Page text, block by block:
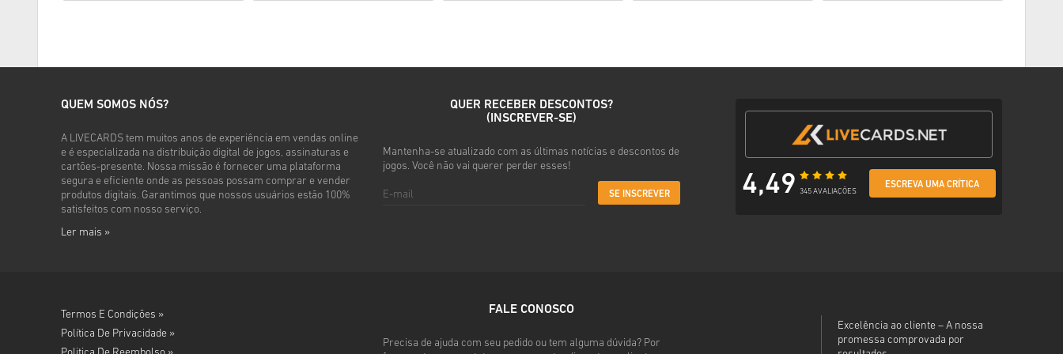
QUEM SOMOS NÓS?
A LIVECARDS tem muitos anos de experiência em vendas online
e é especializada na distribuição digital de jogos, assinaturas e
cartões-presente. Nossa missão é fornecer uma plataforma
segura e eficiente onde as pessoas possam comprar e vender
produtos digitais. Garantimos que nossos usuários estão 100%
satisfeitos com nosso serviço.
Ler mais »
QUER RECEBER DESCONTOS?
(INSCREVER-SE)
Mantenha-se atualizado com as últimas notícias e descontos de
jogos. Você não vai querer perder esses!
SE INSCREVER 4,49 345 AVALIAÇÕES
ESCREVA UMA CRÍTICA
Termos E Condições »
Política De Privacidade »
FALE CONOSCO
Precisa de ajuda com seu pedido ou tem alguma dúvida? Por
Excelência ao cliente – A nossa
promessa comprovada por